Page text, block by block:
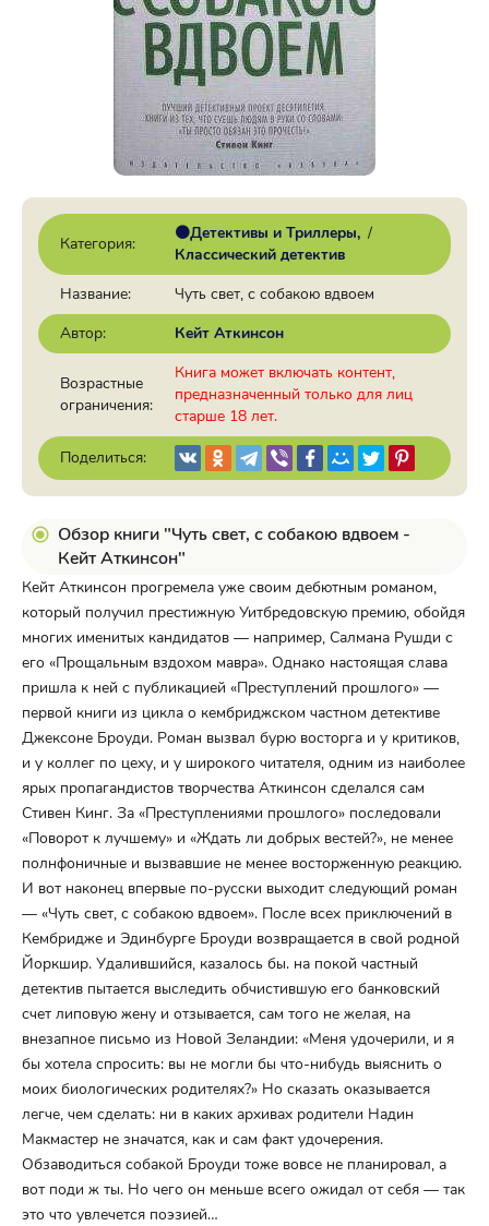
Категория:
🟠Детективы и Триллеры /
Классический детектив
Название:
Чуть свет, с собакою вдвоем
Автор:
Кейт Аткинсон
Возрастные
ограничения:
Книга может включать контент,
предназначенный только для лиц
старше 18 лет.
Поделиться:
Обзор книги "Чуть свет, с собакою вдвоем -
Кейт Аткинсон"
Кейт Аткинсон прогремела уже своим дебютным романом,
который получил престижную Уитбредовскую премию, обойдя
многих именитых кандидатов — например, Салмана Рушди с
его «Прощальным вздохом мавра». Однако настоящая слава
пришла к ней с публикацией «Преступлений прошлого» —
первой книги из цикла о кембриджском частном детективе
Джексоне Броуди. Роман вызвал бурю восторга и у критиков,
и у коллег по цеху, и у широкого читателя, одним из наиболее
ярых пропагандистов творчества Аткинсон сделался сам
Стивен Кинг. За «Преступлениями прошлого» последовали
«Поворот к лучшему» и «Ждать ли добрых вестей?», не менее
полнфоничные и вызвавшие не менее восторженную реакцию.
И вот наконец впервые по-русски выходит следующий роман
— «Чуть свет, с собакою вдвоем». После всех приключений в
Кембридже и Эдинбурге Броуди возвращается в свой родной
Йоркшир. Удалившийся, казалось бы. на покой частный
детектив пытается выследить обчистившую его банковский
счет липовую жену и отзывается, сам того не желая, на
внезапное письмо из Новой Зеландии: «Меня удочерили, и я
бы хотела спросить: вы не могли бы что-нибудь выяснить о
моих биологических родителях?» Но сказать оказывается
легче, чем сделать: ни в каких архивах родители Надин
Макмастер не значатся, как и сам факт удочерения.
Обзаводиться собакой Броуди тоже вовсе не планировал, а
вот поди ж ты. Но чего он меньше всего ожидал от себя — так
это что увлечется поэзией…